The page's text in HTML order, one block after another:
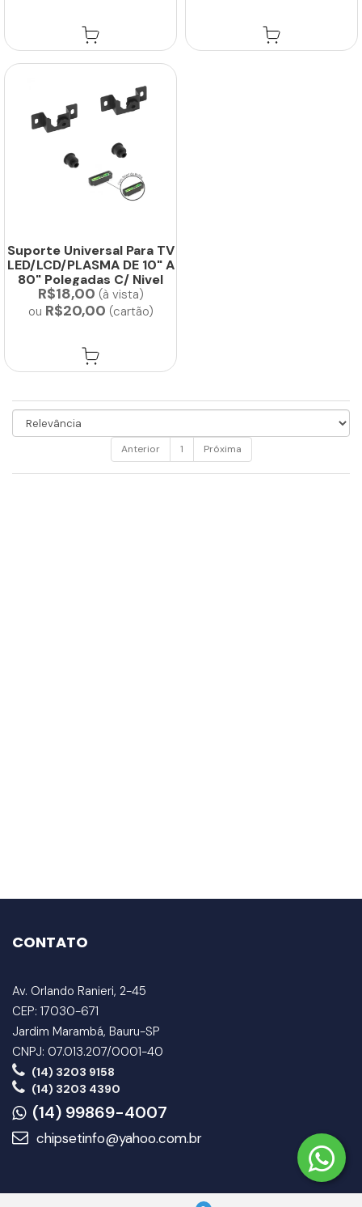
Suporte Universal Para TV
LED/LCD/PLASMA DE 10" A
80" Polegadas C/ Nivel
Bolha...
R$18,00 (à vista)
ou R$20,00 (cartão)
Anterior 1 Próxima
CONTATO
Av. Orlando Ranieri, 2-45
CEP: 17030-671
Jardim Marambá, Bauru-SP
CNPJ: 07.013.207/0001-40
(14) 3203 9158
(14) 3203 4390
(14) 99869-4007
chipsetinfo@yahoo.com.br
LOJA